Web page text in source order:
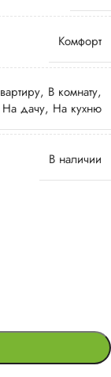
Комфорт
, В комнату,
На дачу, На кухню
В наличии